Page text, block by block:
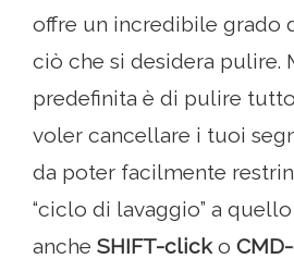
offre un incredibile grado
ciò che si desidera pulire.
predefinita è di pulire
voler cancellare i tuoi
da poter facilmente
“ciclo di lavaggio” a
anche SHIFT-clicko